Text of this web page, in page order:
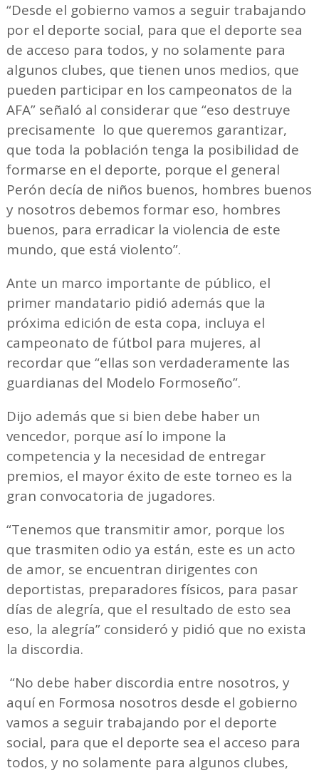
“Desde el gobierno vamos a seguir trabajando
por el deporte social, para que el deporte sea
de acceso para todos, y no solamente para
algunos clubes, que tienen unos medios, que
pueden participar en los campeonatos de la
AFA” señaló al considerar que “eso destruye
precisamente lo que queremos garantizar,
que toda la población tenga la posibilidad de
formarse en el deporte, porque el general
Perón decía de niños buenos, hombres buenos
y nosotros debemos formar eso, hombres
buenos, para erradicar la violencia de este
mundo, que está violento”.
Ante un marco importante de público, el
primer mandatario pidió además que la
próxima edición de esta copa, incluya el
campeonato de fútbol para mujeres, al
recordar que “ellas son verdaderamente las
guardianas del Modelo Formoseño”.
Dijo además que si bien debe haber un
vencedor, porque así lo impone la
competencia y la necesidad de entregar
premios, el mayor éxito de este torneo es la
gran convocatoria de jugadores.
“Tenemos que transmitir amor, porque los
que trasmiten odio ya están, este es un acto
de amor, se encuentran dirigentes con
deportistas, preparadores físicos, para pasar
días de alegría, que el resultado de esto sea
eso, la alegría” consideró y pidió que no exista
la discordia.
“No debe haber discordia entre nosotros, y
aquí en Formosa nosotros desde el gobierno
vamos a seguir trabajando por el deporte
social, para que el deporte sea el acceso para
todos, y no solamente para algunos clubes,